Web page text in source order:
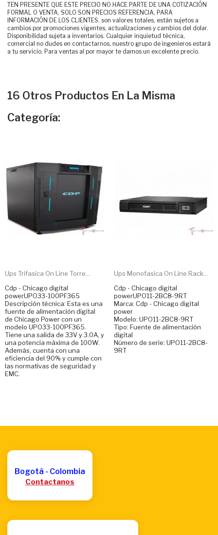
TEN PRESENTE QUE ESTE PRECIO NO HACE PARTE DE UNA COTIZACIÓN
FORMAL O VENTA, SOLO SON PRECIOS REFERENCIA, PARA
INFORMACIÓN DE LOS CLIENTES. son valores totales, están sujetos a
cambios por promociones vigentes, actualizaciones y cambios del dolar.
Disponibilidad sujeta a inventarios. Cualquier inquietud técnica,
comercial no dudes en contactarnos, nuestro grupo de ingenieros estará
a tu servicio. Para ventas al por mayor te damos un excelente precio.
16 Otros Productos En La Misma
Categoría:
Ups Trifasica On Line Torre...
Cdp - Chicago digital
powerUPO33-100PF365
Descripción técnica: Esta es una
fuente de alimentación digital
de Chicago Power con un
modelo UPO33-100PF365.
Tiene una salida de 33V y 3.0A, y
una potencia máxima de 100W.
Además, cuenta con una
eficiencia del 90% y cumple con
las normativas de seguridad y
EMC.
Ups Monofasica On Line Rack...
Cdp - Chicago digital
powerUPO11-2BC8-9RT
Marca: Cdp - Chicago digital
power
Modelo: UPO11-2BC8-9RT
Tipo: Fuente de alimentación
digital
Número de serie: UPO11-2BC8-
9RT
Bogotá - Colombia
Contactanos